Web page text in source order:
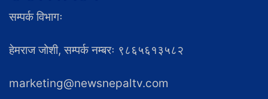
सम्पर्क विभागः
हेमराज जोशी, सम्पर्क नम्बरः ९८६५६१३५८२
marketing@newsnepaltv.com